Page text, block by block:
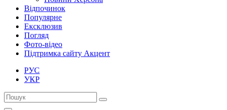
Відпочинок
Популярне
Ексклюзив
Погляд
Фото-відео
Підтримка сайту Акцент
РУС
УКР